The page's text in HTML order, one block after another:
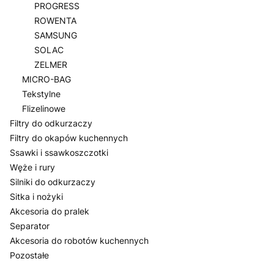
PROGRESS
ROWENTA
SAMSUNG
SOLAC
ZELMER
MICRO-BAG
Tekstylne
Flizelinowe
Filtry do odkurzaczy
Filtry do okapów kuchennych
Ssawki i ssawkoszczotki
Węże i rury
Silniki do odkurzaczy
Sitka i nożyki
Akcesoria do pralek
Separator
Akcesoria do robotów kuchennych
Pozostałe